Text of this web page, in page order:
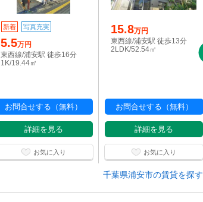
新着 写真充実
5.5万円
東西線/浦安駅 徒歩16分
1K/19.44㎡
お問合せする（無料）
詳細を見る
お気に入り
15.8万円
東西線/浦安駅 徒歩13分
2LDK/52.54㎡
お問合せする（無料）
詳細を見る
お気に入り
千葉県浦安市の賃貸を探す